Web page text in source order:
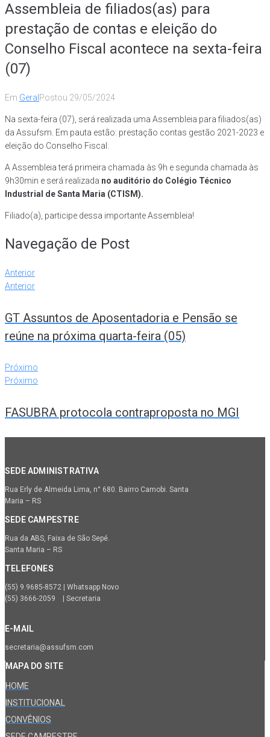
Assembleia de filiados(as) para
prestação de contas e eleição do
Conselho Fiscal acontece na sexta-feira
(07)
Em Geral Postou 29/05/2024
Na sexta-feira (07), será realizada uma Assembleia para filiados(as)
da Assufsm. Em pauta estão: prestação contas gestão 2021-2023 e
eleição do Conselho Fiscal.
A Assembleia terá primeira chamada às 9h e segunda chamada às
9h30min e será realizada no auditório do Colégio Técnico
Industrial de Santa Maria (CTISM).
Filiado(a), participe dessa importante Assembleia!
Navegação de Post
Anterior
Anterior
GT Assuntos de Aposentadoria e Pensão se
reúne na próxima quarta-feira (05)
Próximo
Próximo
FASUBRA protocola contraproposta no MGI
SEDE ADMINISTRATIVA
Rua Erly de Almeida Lima, n° 680. Bairro Camobi. Santa
Maria – RS
SEDE CAMPESTRE
Rua da ABS, Faixa de São Sepé.
Santa Maria – RS
TELEFONES
(55) 9.9685-8572 | Whatsapp Novo
(55) 3666-2059 | Secretaria
E-MAIL
secretaria@assufsm.com
MAPA DO SITE
HOME
INSTITUCIONAL
CONVÊNIOS